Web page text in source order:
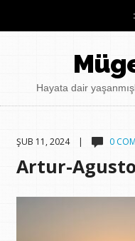
Hayata dair
ŞUB 11, 2024 | 0
Artur-